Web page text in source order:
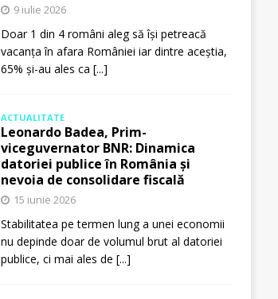
9 iulie 2026
Doar 1 din 4 români aleg să își petreacă
vacanța în afara României iar dintre aceștia,
65% și-au ales ca [...]
ACTUALITATE
Leonardo Badea, Prim-
viceguvernator BNR: Dinamica
datoriei publice în România și
nevoia de consolidare fiscală
15 iunie 2026
Stabilitatea pe termen lung a unei economii
nu depinde doar de volumul brut al datoriei
publice, ci mai ales de [...]